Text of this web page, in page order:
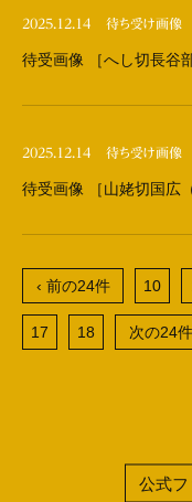
2025.12.14 待ち受け画像
待受画像 ［へし切長谷
2025.12.14 待ち受け画像
待受画像 ［山姥切国広
‹ 前の24件 10
17 18 次の24
公式